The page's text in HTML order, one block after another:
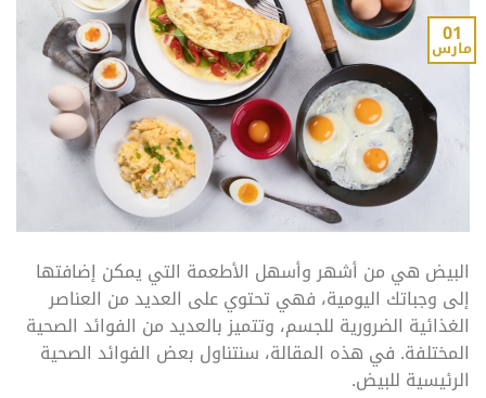
01
مارس
البيض هي من أشهر وأسهل الأطعمة التي يمكن إضافتها
إلى وجباتك اليومية، فهي تحتوي على العديد من العناصر
الغذائية الضرورية للجسم، وتتميز بالعديد من الفوائد الصحية
المختلفة. في هذه المقالة، سنتناول بعض الفوائد الصحية
الرئيسية للبيض.